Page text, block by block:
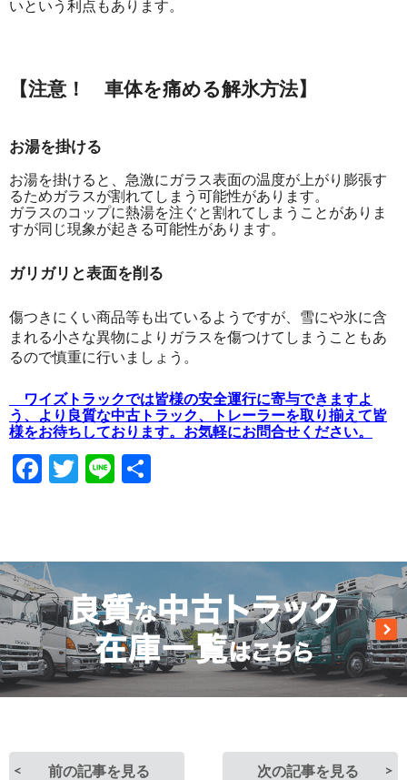
いという利点もあります。
【注意！ 車体を痛める解氷方法】
お湯を掛ける
お湯を掛けると、急激にガラス表面の温度が上がり膨張す
るためガラスが割れてしまう可能性があります。
ガラスのコップに熱湯を注ぐと割れてしまうことがありま
すが同じ現象が起きる可能性があります。
ガリガリと表面を削る
傷つきにくい商品等も出ているようですが、雪にや氷に含
まれる小さな異物によりガラスを傷つけてしまうこともあ
るので慎重に行いましょう。
ワイズトラックでは皆様の安全運行に寄与できますよ
う、より良質な中古トラック、トレーラーを取り揃えて皆
様をお待ちしております。お気軽にお問合せください。
Facebook
Twitter
Line
前の記事を見る 次の記事を見る